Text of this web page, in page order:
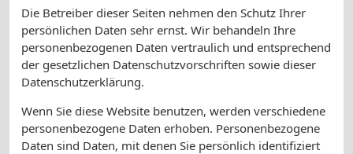
Die Betreiber dieser Seiten nehmen den Schutz Ihrer
persönlichen Daten sehr ernst. Wir behandeln Ihre
personenbezogenen Daten vertraulich und entsprechend
der gesetzlichen Datenschutzvorschriften sowie dieser
Datenschutzerklärung.
Wenn Sie diese Website benutzen, werden verschiedene
personenbezogene Daten erhoben. Personenbezogene
Daten sind Daten, mit denen Sie persönlich identifiziert